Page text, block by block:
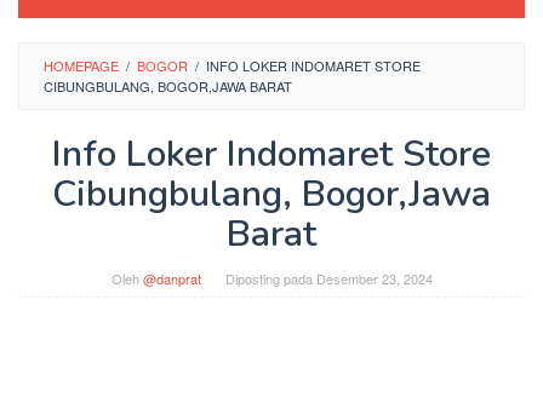
HOMEPAGE / BOGOR / INFO LOKER INDOMARET STORE
CIBUNGBULANG, BOGOR,JAWA BARAT
Info Loker Indomaret Store
Cibungbulang, Bogor,Jawa
Barat
Oleh@danprat Diposting pada Desember 23, 2024